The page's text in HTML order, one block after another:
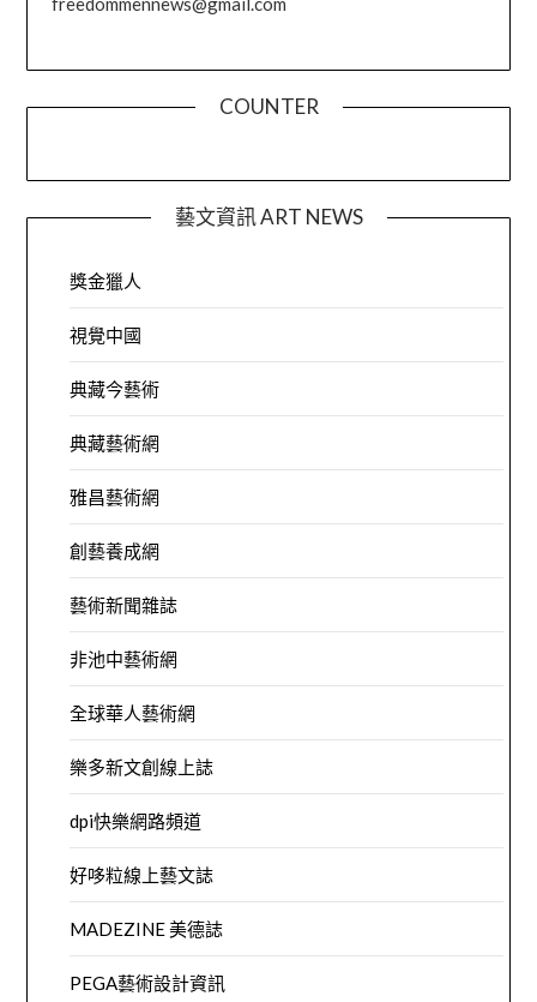
COUNTER
藝文資訊 ART NEWS
獎金獵人
視覺中國
典藏今藝術
典藏藝術網
雅昌藝術網
創藝養成網
藝術新聞雜誌
非池中藝術網
全球華人藝術網
樂多新文創線上誌
dpi快樂網路頻道
好哆粒線上藝文誌
MADEZINE 美德誌
PEGA藝術設計資訊